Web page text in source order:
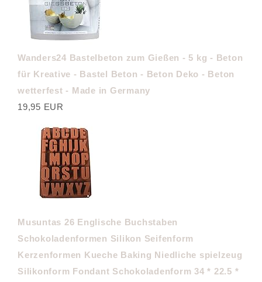
Wanders24 Bastelbeton zum Gießen - 5 kg - Beton
für Kreative - Bastel Beton - Beton Deko - Beton
wetterfest - Made in Germany
19,95 EUR
Musuntas 26 Englische Buchstaben
Schokoladenformen Silikon Seifenform
Kerzenformen Kueche Baking Niedliche spielzeug
Silikonform Fondant Schokoladenform 34 * 22.5 *